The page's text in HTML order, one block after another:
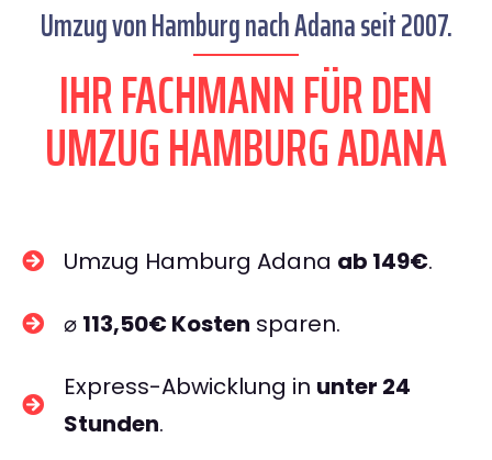
Umzug von Hamburg nach Adana seit 2007.
IHR FACHMANN FÜR DEN
UMZUG HAMBURG ADANA
Umzug Hamburg Adana ab 149€.
⌀ 113,50€ Kosten sparen.
Express-Abwicklung in unter 24
Stunden.